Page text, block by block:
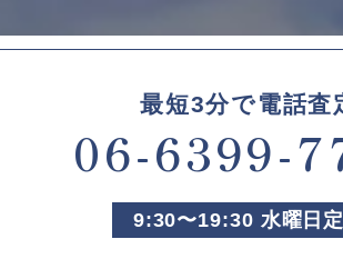
最短3分で電話査
06-6399-
9:30〜19:30 水曜日